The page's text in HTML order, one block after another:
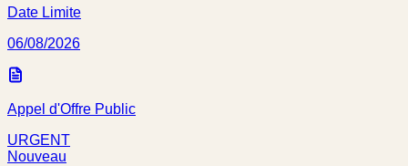
Date Limite
06/08/2026
Appel d'Offre Public
URGENT
Nouveau